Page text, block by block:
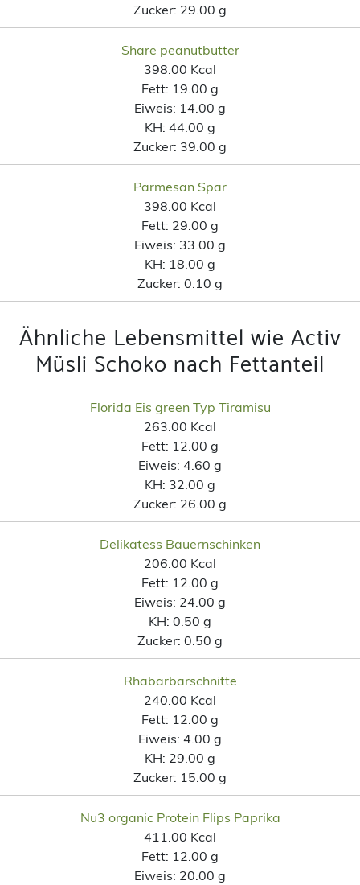
Zucker: 29.00 g
Share peanutbutter
398.00 Kcal
Fett: 19.00 g
Eiweis: 14.00 g
KH: 44.00 g
Zucker: 39.00 g
Parmesan Spar
398.00 Kcal
Fett: 29.00 g
Eiweis: 33.00 g
KH: 18.00 g
Zucker: 0.10 g
Ähnliche Lebensmittel wie Activ
Müsli Schoko nach Fettanteil
Florida Eis green Typ Tiramisu
263.00 Kcal
Fett: 12.00 g
Eiweis: 4.60 g
KH: 32.00 g
Zucker: 26.00 g
Delikatess Bauernschinken
206.00 Kcal
Fett: 12.00 g
Eiweis: 24.00 g
KH: 0.50 g
Zucker: 0.50 g
Rhabarbarschnitte
240.00 Kcal
Fett: 12.00 g
Eiweis: 4.00 g
KH: 29.00 g
Zucker: 15.00 g
Nu3 organic Protein Flips Paprika
411.00 Kcal
Fett: 12.00 g
Eiweis: 20.00 g